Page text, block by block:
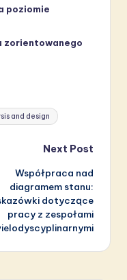
poziomie
zorientowanego
and design
Next Post
Współpraca nad
diagramem stanu:
dotyczące
pracy z zespołami